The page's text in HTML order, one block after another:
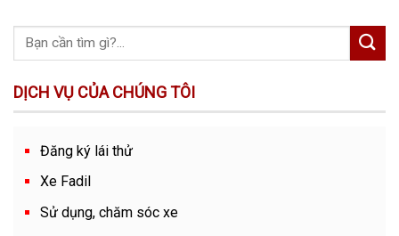
DỊCH VỤ CỦA CHÚNG TÔI
Đăng ký lái thử
Xe Fadil
Sử dụng, chăm sóc xe